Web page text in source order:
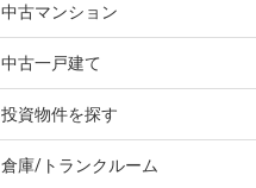
中古マンション
中古一戸建て
投資物件を探す
倉庫/トランクルーム